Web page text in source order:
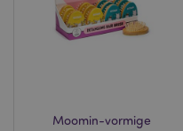
Moomin-vormige